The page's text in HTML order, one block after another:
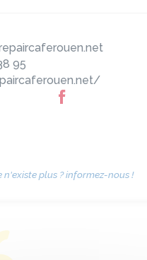
95
n'existe plus ? informez-nous !